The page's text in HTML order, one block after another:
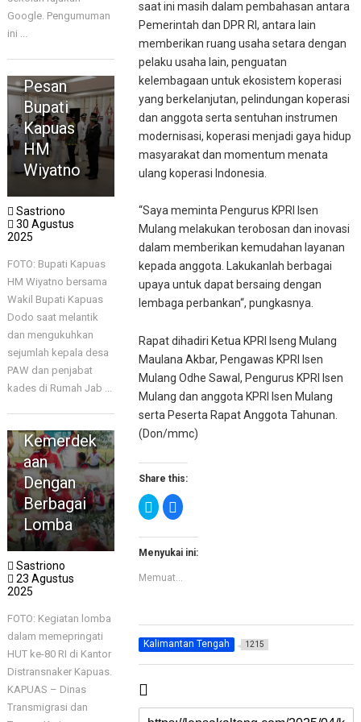
saat ini masih dalam pembahasan antara
Pemerintah dan DPR RI, antara lain
memberikan ruang usaha setara dengan
pelaku usaha lain, penguatan
kelembagaan untuk ekosistem koperasi
yang berkelanjutan, pelindungan koperasi
dan anggota serta sentuhan instrumen
modernisasi, koperasi menjadi gaya hidup
masyarakat dan momentum menata
ulang koperasi Indonesia.
“Saya meminta Pengurus KPRI Isen
Mulang melakukan terobosan dan inovasi
dalam memberikan kemudahan layanan
kepada anggota. Lakukanlah berbagai
upaya untuk dapat bersaing dengan
lembaga perbankan“, pungkasnya.
Rapat dihadiri Ketua KPRI Iseng Mulang
Maulana Akbar, Pengawas KPRI Isen
Mulang Odhe Sawal, Pengurus KPRI Isen
Mulang dan anggota KPRI Isen Mulang
serta Peserta Rapat Anggota Tahunan.
(Don/mmc)
Share this:
K
l
n
k
a
g
i
a
w
i
K
l
n
k
a
g
i
a
F
a
Menyukai ini:
Memuat...
Kalimantan Tengah 1215
Google. Pengumuman
ini ...
Kukuhkan
Desa, Ini
Pesan
Bupati
Kapuas
HM
Wiyatno
Sastriono
30 Agustus
2025
FOTO: Bupati Kapuas
HM Wiyatno bersama
Wakil Bupati Kapuas
Dodo saat melantik
dan mengukuhkan
sejumlah kepala desa
PAW dan penjabat
kades di Rumah Jab ...
KAPUAS
Distransna
ker
Peringati
Kemerdek
aan
Dengan
Berbagai
Lomba
Sastriono
23 Agustus
2025
FOTO: Kegiatan lomba
dalam memepringati
HUT ke-80 RI di Kantor
Distransnaker Kapuas.
KAPUAS – Dinas
Transmigrasi dan
RAYA